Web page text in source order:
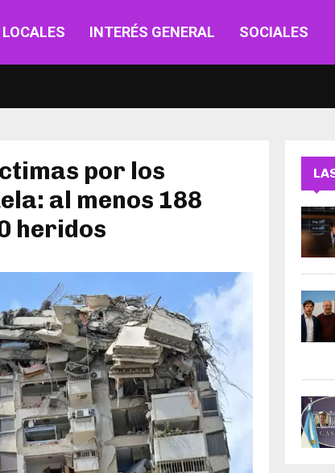
LOCALES INTERÉS GENERAL SOCIALES
por los
al menos 188
heridos